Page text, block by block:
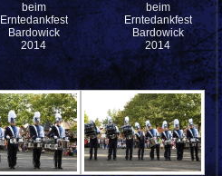
beim
Erntedankfest
Bardowick
2014
beim
Erntedankfest
Bardowick
2014